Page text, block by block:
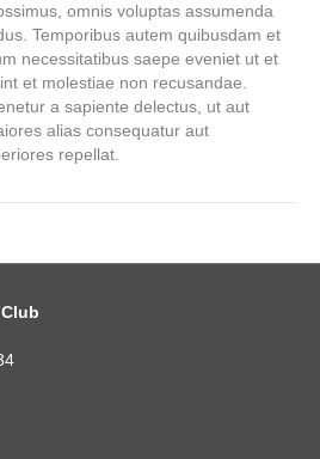
omnis voluptas assumenda
Temporibus autem quibusdam et
necessitatibus saepe eveniet ut et
et molestiae non recusandae.
a sapiente delectus, ut aut
alias consequatur aut
repellat.